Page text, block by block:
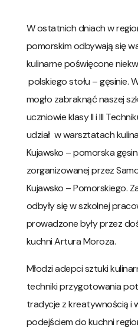
W ostatnich dniach w
pomorskim odbywają się
kulinarne poświęcone
polskiego stołu – gęsinie.
mogło zabraknąć naszej
uczniowie klasy II i III
udział w warsztatach
Kujawsko – pomorska
zorganizowanej przez
Kujawsko – Pomorskiego.
odbyły się w szkolnej
prowadzone były przez
kuchni Artura Moroza.
Młodzi adepci sztuki
techniki przygotowania
tradycje z kreatywnością i
podejściem do kuchni